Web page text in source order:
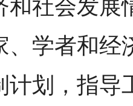
和社会发
、学者和经
计划，指导